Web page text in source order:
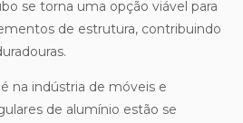
se torna uma opção viável para
de estrutura, contribuindo
na indústria de móveis e
de alumínio estão se